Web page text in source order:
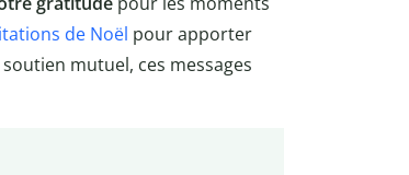
de Noël pour apporter
mutuel, ces messages